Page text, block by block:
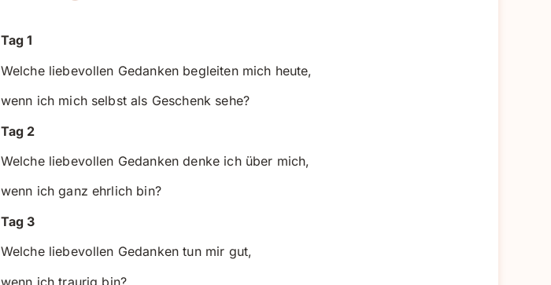
Tag 1
Welche liebevollen Gedanken begleiten mich heute,
wenn ich mich selbst als Geschenk sehe?
Tag 2
Welche liebevollen Gedanken denke ich über mich,
wenn ich ganz ehrlich bin?
Tag 3
Welche liebevollen Gedanken tun mir gut,
wenn ich traurig bin?